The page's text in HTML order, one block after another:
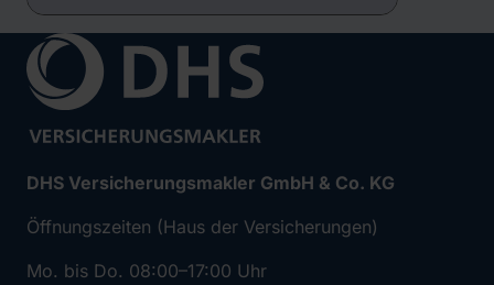
DHS Versicherungsmakler GmbH & Co. KG
Öffnungszeiten (Haus der Versicherungen)
Mo. bis Do. 08:00–17:00 Uhr